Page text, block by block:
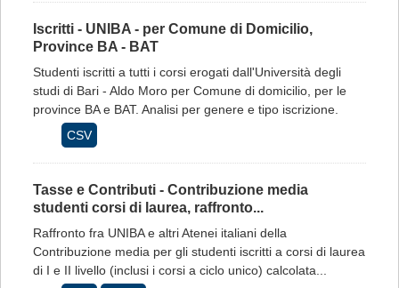
Iscritti - UNIBA - per Comune di Domicilio,
Province BA - BAT
Studenti iscritti a tutti i corsi erogati dall'Università degli
studi di Bari - Aldo Moro per Comune di domicilio, per le
province BA e BAT. Analisi per genere e tipo iscrizione.
CSV
Tasse e Contributi - Contribuzione media
studenti corsi di laurea, raffronto...
Raffronto fra UNIBA e altri Atenei italiani della
Contribuzione media per gli studenti iscritti a corsi di laurea
di I e II livello (inclusi i corsi a ciclo unico) calcolata...